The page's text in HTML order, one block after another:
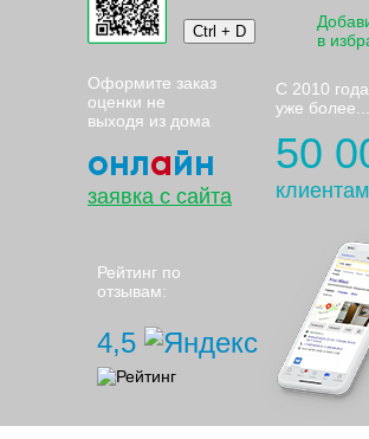
Ctrl + D
в
Оформите заказ
оценки не
выходя из дома
онлайн
заявка с сайта
С 2010
уже более...
50
клиентам
Рейтинг по
отзывам:
4,5